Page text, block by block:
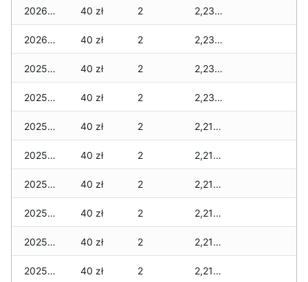
2026-01-02 40 zł 2 2,235 zł
2026-01-01 40 zł 2 2,235 zł
2025-12-31 40 zł 2 2,235 zł
2025-12-30 40 zł 2 2,235 zł
2025-12-29 40 zł 2 2,215 zł
2025-12-28 40 zł 2 2,215 zł
2025-12-27 40 zł 2 2,215 zł
2025-12-26 40 zł 2 2,215 zł
2025-12-25 40 zł 2 2,215 zł
2025-12-24 40 zł 2 2,215 zł